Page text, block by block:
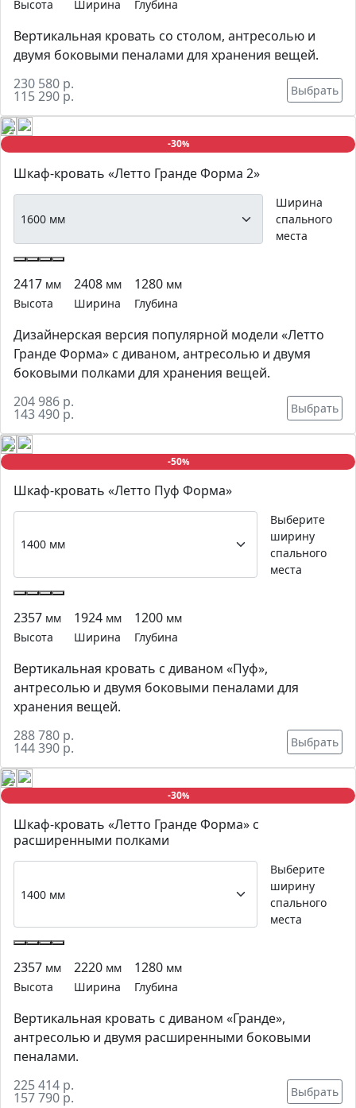
Высота Ширина Глубина
Вертикальная кровать со столом, антресолью и
двумя боковыми пеналами для хранения вещей.
230 580 р.
115 290 р. Выбрать
-30%
Шкаф-кровать «Летто Гранде Форма 2»
Ширина
спального
места
2417 мм
Высота
2408 мм
Ширина
1280 мм
Глубина
Дизайнерская версия популярной модели «Летто
Гранде Форма» с диваном, антресолью и двумя
боковыми полками для хранения вещей.
204 986 р.
143 490 р. Выбрать
-50%
Шкаф-кровать «Летто Пуф Форма»
Выберите
ширину
спального
места
2357 мм
Высота
1924 мм
Ширина
1200 мм
Глубина
Вертикальная кровать с диваном «Пуф»,
антресолью и двумя боковыми пеналами для
хранения вещей.
288 780 р.
144 390 р. Выбрать
-30%
Шкаф-кровать «Летто Гранде Форма» с
расширенными полками
Выберите
ширину
спального
места
2357 мм
Высота
2220 мм
Ширина
1280 мм
Глубина
Вертикальная кровать с диваном «Гранде»,
антресолью и двумя расширенными боковыми
пеналами.
225 414 р.
157 790 р. Выбрать